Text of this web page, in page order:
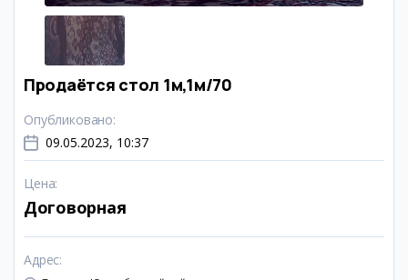
Продаётся стол 1м,1м/70
Опубликовано:
09.05.2023, 10:37
Цена:
Договорная
Адрес: